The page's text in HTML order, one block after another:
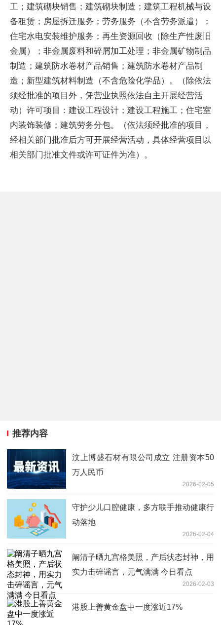
工；建筑砌块销售；建筑砌块制造；建筑工程机械与设
备租赁；房屋拆迁服务；劳务服务（不含劳务派遣）；
住宅水电安装维护服务；再生资源回收（除生产性废旧
金属）；非金属废料和碎屑加工处理；非金属矿物制品
制造；建筑防水卷材产品销售；建筑防水卷材产品制
造；新型建筑材料制造（不含危险化学品）。（除依法
须经批准的项目外，凭营业执照依法自主开展经营活
动）许可项目：建设工程设计；建设工程施工；住宅室
内装饰装修；建筑劳务分包。（依法须经批准的项目，
经相关部门批准后方可开展经营活动，具体经营项目以
相关部门批准文件或许可证件为准）。
推荐内容
汶上博盛石材有限公司成立 注册资本50
万人民币
2026-02-05
守护少儿口腔健康，多方联手推动健康行
动落地
2026-02-04
阚清子晒九宫格美照，产后状态封神，用
实力击碎谣言，元气满满 今日看点
2026-02-03
港股上善黄金盘中一度涨近17%